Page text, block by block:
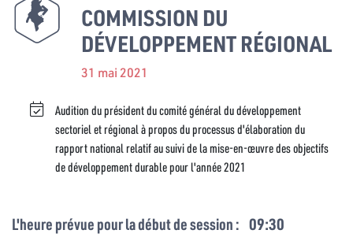
COMMISSION DU
DÉVELOPPEMENT RÉGIONAL
31 mai 2021
Audition du président du comité général du développement
sectoriel et régional à propos du processus d'élaboration du
rapport national relatif au suivi de la mise-en-œuvre des objectifs
de développement durable pour l'année 2021
L'heure prévue pour la début de session : 09:30